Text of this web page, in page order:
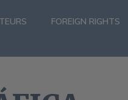
FOREIGN RIGHTS